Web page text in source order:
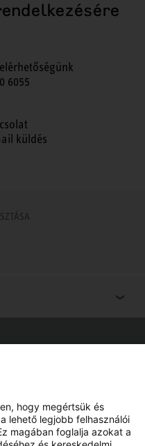
6055
küldés
probléma.
hogy megértsük és
lehető legjobb felhasználói
magában foglalja azokat a